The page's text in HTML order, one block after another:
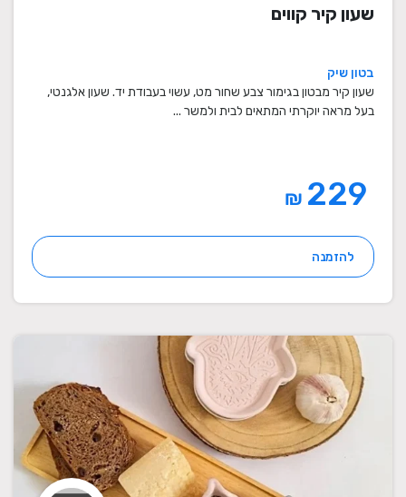
שעון קיר קווים
בטון שיק
שעון קיר מבטון בגימור צבע שחור מט, עשוי בעבודת יד. שעון אלגנטי,
בעל מראה יוקרתי המתאים לבית ולמשר ...
₪
להזמנה